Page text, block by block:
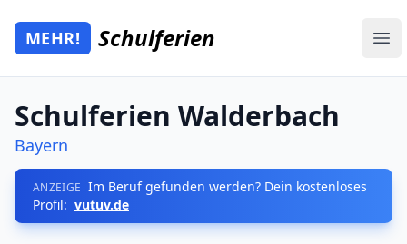
Zum Hauptinhalt springen
Mehr Schulferien
MEHR! Schulferien
Schulferien Walderbach
Bayern
ANZEIGE Im Beruf gefunden werden? Dein kostenloses
Profil: vutuv.de